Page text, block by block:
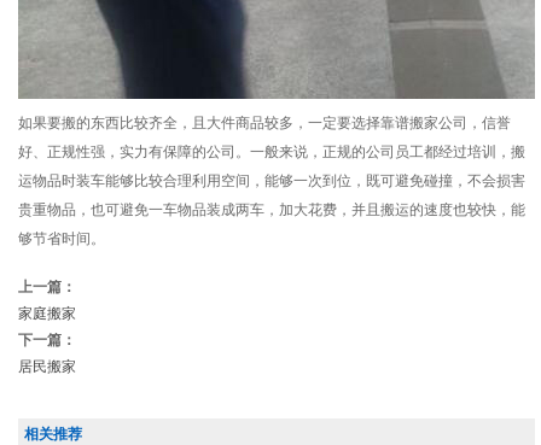
如果要搬的东西比较齐全，且大件商品较多，一定要选择靠谱搬家公司，信誉
好、正规性强，实力有保障的公司。一般来说，正规的公司员工都经过培训，搬
运物品时装车能够比较合理利用空间，能够一次到位，既可避免碰撞，不会损害
贵重物品，也可避免一车物品装成两车，加大花费，并且搬运的速度也较快，能
够节省时间。
上一篇：
家庭搬家
下一篇：
居民搬家
相关推荐